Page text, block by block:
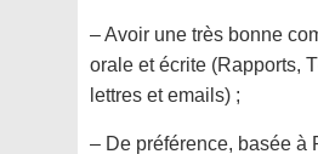
– Avoir une très bonne
orale et écrite (Rapports,
lettres et emails) ;
– De préférence, basée à